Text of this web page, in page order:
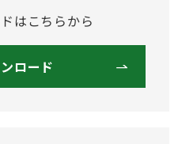
はこちらから
ロード